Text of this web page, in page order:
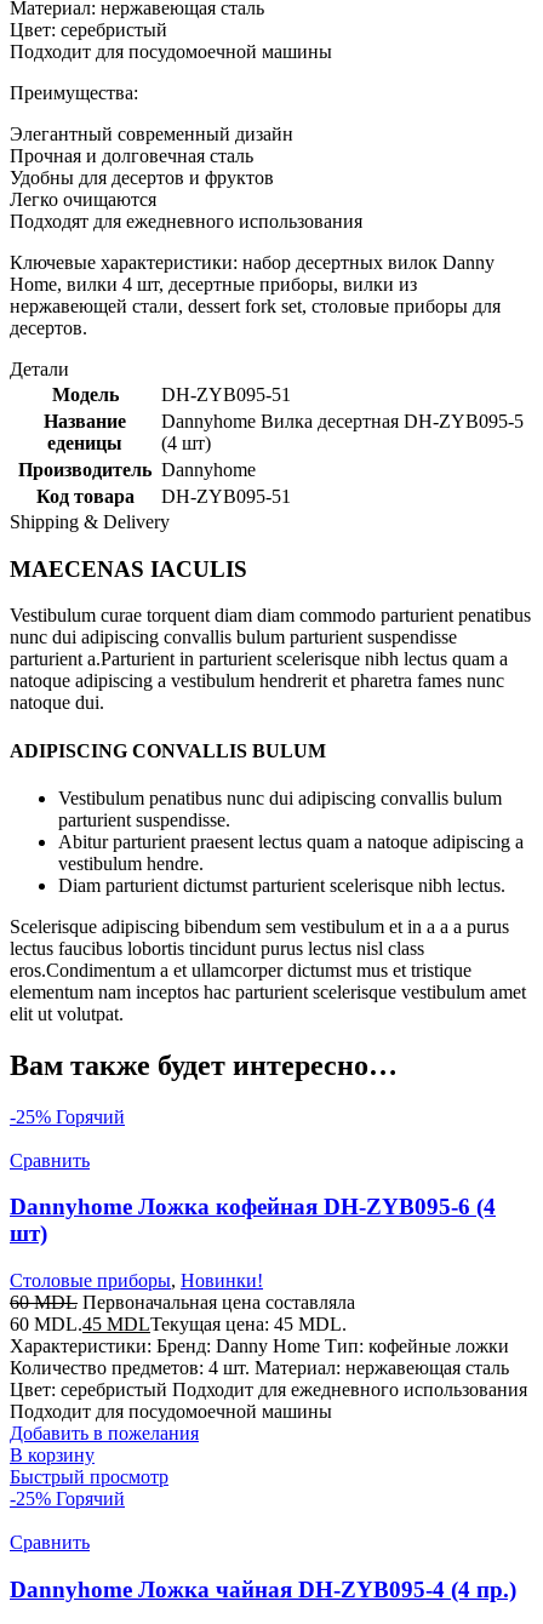
Материал: нержавеющая сталь
Цвет: серебристый
Подходит для посудомоечной машины
Преимущества:
Элегантный современный дизайн
Прочная и долговечная сталь
Удобны для десертов и фруктов
Легко очищаются
Подходят для ежедневного использования
Ключевые характеристики: набор десертных вилок Danny
Home, вилки 4 шт, десертные приборы, вилки из
нержавеющей стали, dessert fork set, столовые приборы для
десертов.
Детали
Модель
DH-ZYB095-51
Название
еденицы
Dannyhome Вилка десертная DH-ZYB095-5
(4 шт)
Производитель Dannyhome
Код товара
DH-ZYB095-51
Shipping & Delivery
MAECENAS IACULIS
Vestibulum curae torquent diam diam commodo parturient penatibus
nunc dui adipiscing convallis bulum parturient suspendisse
parturient a.Parturient in parturient scelerisque nibh lectus quam a
natoque adipiscing a vestibulum hendrerit et pharetra fames nunc
natoque dui.
ADIPISCING CONVALLIS BULUM
Vestibulum penatibus nunc dui adipiscing convallis bulum
parturient suspendisse.
Abitur parturient praesent lectus quam a natoque adipiscing a
vestibulum hendre.
Diam parturient dictumst parturient scelerisque nibh lectus.
Scelerisque adipiscing bibendum sem vestibulum et in a a a purus
lectus faucibus lobortis tincidunt purus lectus nisl class
eros.Condimentum a et ullamcorper dictumst mus et tristique
elementum nam inceptos hac parturient scelerisque vestibulum amet
elit ut volutpat.
Вам также будет интересно…
-25% Горячий
Сравнить
Dannyhome Ложка кофейная DH-ZYB095-6 (4
шт)
Столовые приборы, Новинки!
60MDL Первоначальная цена составляла
60 MDL.45 MDLТекущая цена: 45 MDL.
Характеристики: Бренд: Danny Home Тип: кофейные ложки
Количество предметов: 4 шт. Материал: нержавеющая сталь
Цвет: серебристый Подходит для ежедневного использования
Подходит для посудомоечной машины
Добавить в пожелания
В корзину
Быстрый просмотр
-25% Горячий
Сравнить
Dannyhome Ложка чайная DH-ZYB095-4 (4 пр.)